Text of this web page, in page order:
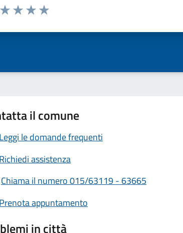
da 1 a 5 stelle la pagina
il comune
Leggi le domande frequenti
Richiedi assistenza
Chiama il numero 015/63119 - 63665
Prenota appuntamento
in città